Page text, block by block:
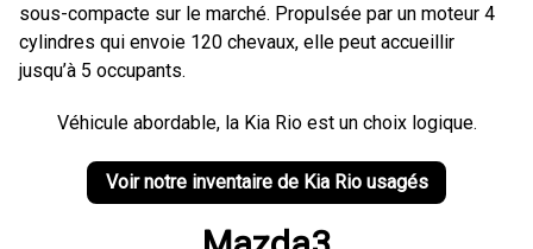
sous-compacte sur le marché. Propulsée par un moteur 4
cylindres qui envoie 120 chevaux, elle peut accueillir
jusqu’à 5 occupants.
Véhicule abordable, la Kia Rio est un choix logique.
Voir notre inventaire de Kia Rio usagés